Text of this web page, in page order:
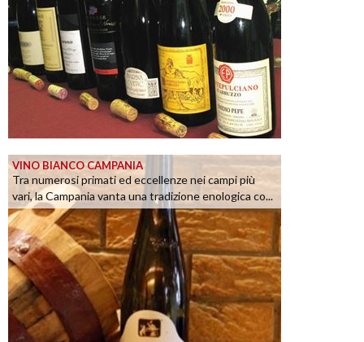
VINO BIANCO CAMPANIA
Tra numerosi primati ed eccellenze nei campi più
vari, la Campania vanta una tradizione enologica co...